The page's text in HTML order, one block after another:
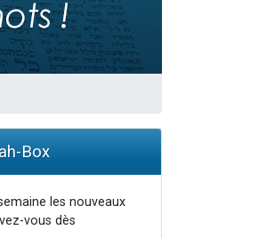
Box
les nouveaux
vous dès